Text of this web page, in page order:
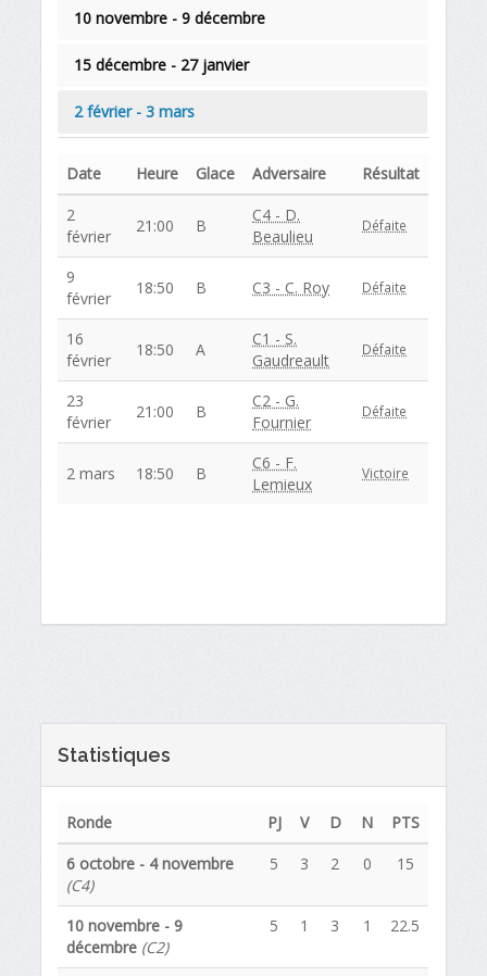
10 novembre - 9 décembre
15 décembre - 27 janvier
2 février - 3 mars
Date Heure Glace Adversaire
Résultat
2
février
21:00 B
C4 - D.
Beaulieu
Défaite
9
février
18:50 B C3 - C. Roy Défaite
16
février
18:50 A
C1 - S.
Gaudreault
Défaite
23
février
21:00 B
C2 - G.
Fournier
Défaite
2 mars 18:50 B
C6 - F.
Lemieux
Victoire
Statistiques
Ronde PJ V D N
PTS
6 octobre - 4 novembre
(C4)
5 3 2 0 15
10 novembre - 9
décembre (C2)
5 1 3 1 22.5